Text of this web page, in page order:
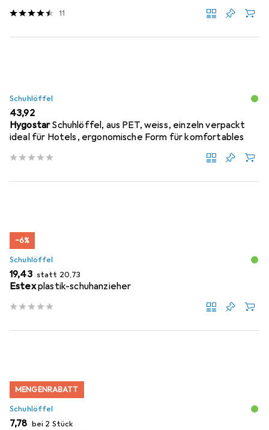
11
Schuhlöffel
EUR
43,92
HygostarSchuhlöffel, aus PET, weiss, einzeln verpackt
ideal für Hotels, ergonomische Form für komfortables
−6%
Schuhlöffel
EUR
19,43 statt EUR
20,73
Estexplastik-schuhanzieher
MENGENRABATT
Schuhlöffel
EUR
7,78 bei 2 Stück